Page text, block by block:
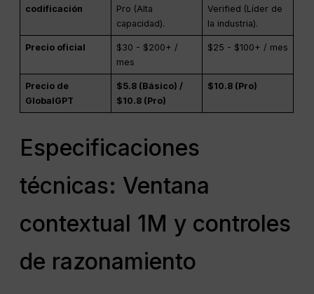
codificación
Pro (Alta
capacidad).
Verified (Líder de
la industria).
Precio oficial
$30 - $200+ /
mes
$25 - $100+ / mes
Precio de
GlobalGPT
$5.8 (Básico) /
$10.8 (Pro)
$10.8 (Pro)
Especificaciones
técnicas: Ventana
contextual 1M y controles
de razonamiento